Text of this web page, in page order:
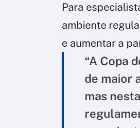
Para
ambiente
e aumentar a
“A Copa
de maior
mas